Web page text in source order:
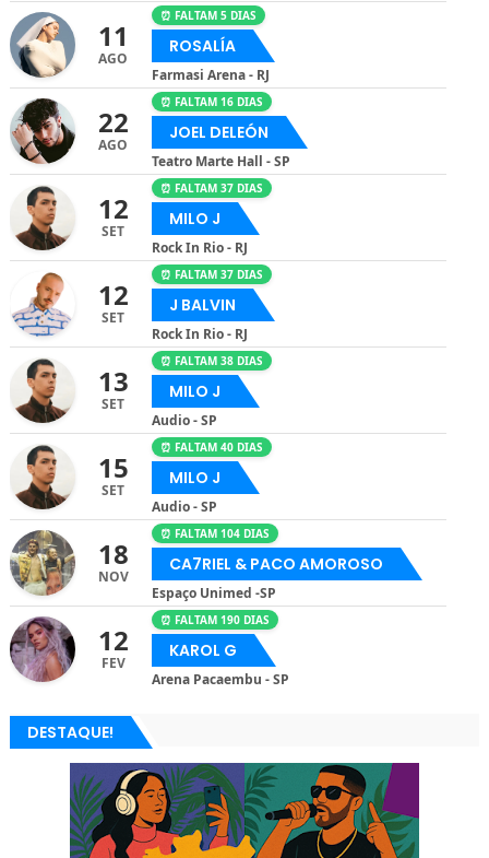
11
AGO
⏰ FALTAM 5 DIAS
ROSALÍA
Farmasi Arena - RJ
22
AGO
⏰ FALTAM 16 DIAS
JOEL DELEÓN
Teatro Marte Hall - SP
12
SET
⏰ FALTAM 37 DIAS
MILO J
Rock In Rio - RJ
12
SET
⏰ FALTAM 37 DIAS
J BALVIN
Rock In Rio - RJ
13
SET
⏰ FALTAM 38 DIAS
MILO J
Audio - SP
15
SET
⏰ FALTAM 40 DIAS
MILO J
Audio - SP
18
NOV
⏰ FALTAM 104 DIAS
CA7RIEL & PACO AMOROSO
Espaço Unimed -SP
12
FEV
⏰ FALTAM 190 DIAS
KAROL G
Arena Pacaembu - SP
DESTAQUE!